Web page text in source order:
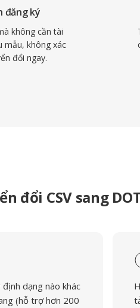
đăng ký
không cần tài
mẫu, không xác
đổi ngay.
đổi CSV sang
dạng nào khác
(hỗ trợ hơn 200